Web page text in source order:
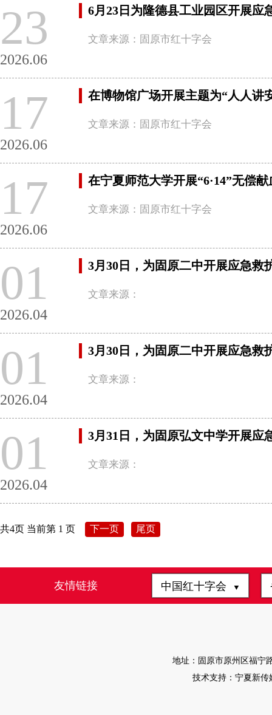
23
2026.06
6月23日为隆德县工业园区开展应
文章来源：固原市红十字会
17
2026.06
在博物馆广场开展主题为“人人
文章来源：固原市红十字会
17
2026.06
在宁夏师范大学开展“6·14”无偿
文章来源：固原市红十字会
01
2026.04
3月30日，为固原二中开展应急救
文章来源：
01
2026.04
3月30日，为固原二中开展应急救
文章来源：
01
2026.04
3月31日，为固原弘文中学开展应
文章来源：
共4页 当前第 1 页 下一页 尾页
友情链接 中国红十字会 ▼
地址：固原市原州区福
技术支持：宁夏新传